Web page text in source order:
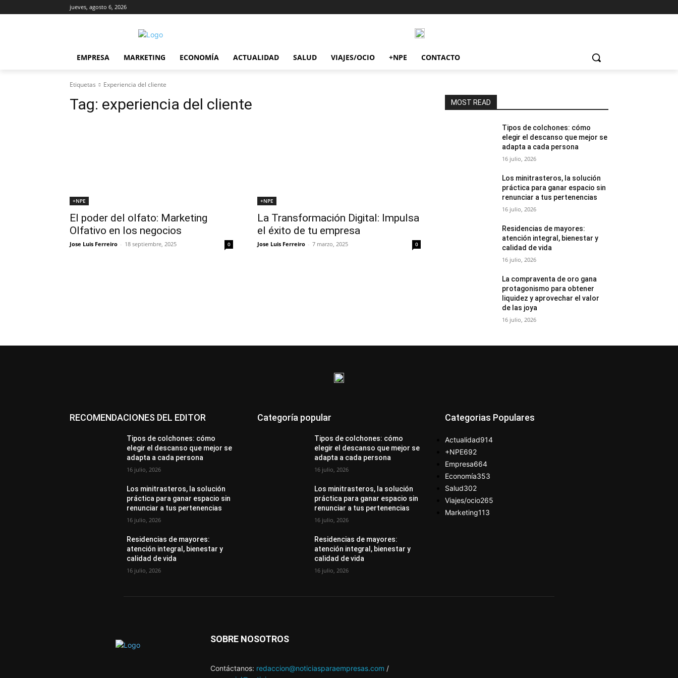
jueves, agosto 6, 2026
EMPRESA MARKETING ECONOMÍA ACTUALIDAD SALUD VIAJES/OCIO +NPE CONTACTO
Etiquetas Experiencia del cliente
Tag: experiencia del cliente
+NPE
El poder del olfato: Marketing
Olfativo en los negocios
Jose Luis Ferreiro - 18 septiembre, 2025 0
+NPE
La Transformación Digital: Impulsa
el éxito de tu empresa
Jose Luis Ferreiro - 7 marzo, 2025 0
MOST READ
Tipos de colchones: cómo
elegir el descanso que mejor se
adapta a cada persona
16 julio, 2026
Los minitrasteros, la solución
práctica para ganar espacio sin
renunciar a tus pertenencias
16 julio, 2026
Residencias de mayores:
atención integral, bienestar y
calidad de vida
16 julio, 2026
La compraventa de oro gana
protagonismo para obtener
liquidez y aprovechar el valor
de las joya
16 julio, 2026
RECOMENDACIONES DEL EDITOR
Tipos de colchones: cómo
elegir el descanso que mejor se
adapta a cada persona
16 julio, 2026
Los minitrasteros, la solución
práctica para ganar espacio sin
renunciar a tus pertenencias
16 julio, 2026
Residencias de mayores:
atención integral, bienestar y
calidad de vida
16 julio, 2026
Categoría popular
Tipos de colchones: cómo
elegir el descanso que mejor se
adapta a cada persona
16 julio, 2026
Los minitrasteros, la solución
práctica para ganar espacio sin
renunciar a tus pertenencias
16 julio, 2026
Residencias de mayores:
atención integral, bienestar y
calidad de vida
16 julio, 2026
Categorias Populares
Actualidad914
+NPE692
Empresa664
Economía353
Salud302
Viajes/ocio265
Marketing113
SOBRE NOSOTROS
Contáctanos: redaccion@noticiasparaempresas.com /